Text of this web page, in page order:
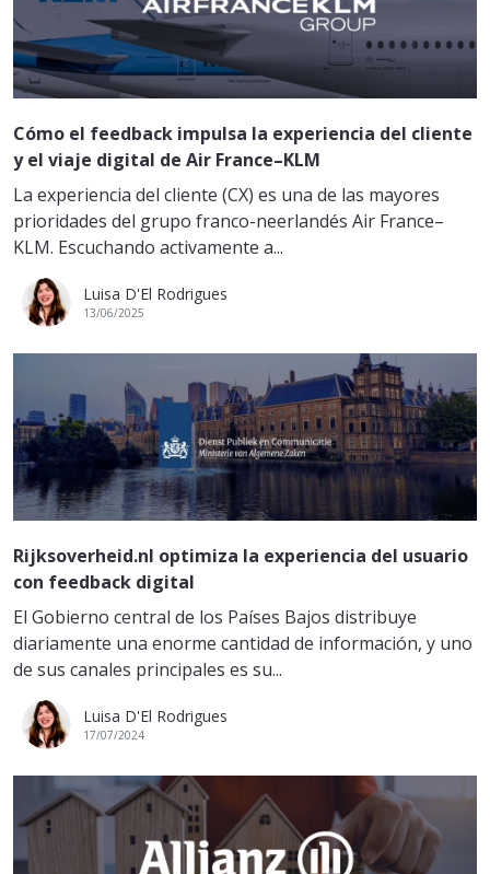
Cómo el feedback impulsa la experiencia del cliente
y el viaje digital de Air France–KLM
La experiencia del cliente (CX) es una de las mayores
prioridades del grupo franco-neerlandés Air France–
KLM. Escuchando activamente a...
Luisa D'El Rodrigues
13/06/2025
Rijksoverheid.nl optimiza la experiencia del usuario
con feedback digital
El Gobierno central de los Países Bajos distribuye
diariamente una enorme cantidad de información, y uno
de sus canales principales es su...
Luisa D'El Rodrigues
17/07/2024